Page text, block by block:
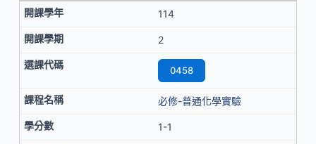
114
2
0458
必修-普通化學實驗
1-1